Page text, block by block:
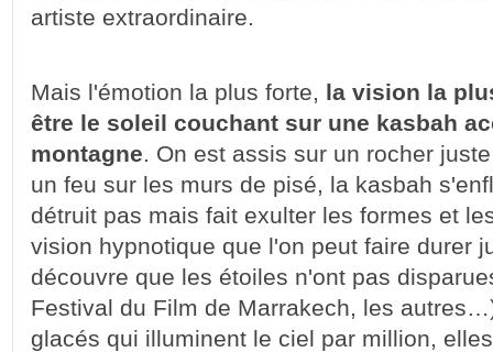
artiste extraordinaire.
Mais l'émotion la plus forte, la vision la
être le soleil couchant sur une kasbah
montagne. On est assis sur un rocher
un feu sur les murs de pisé, la kasbah
détruit pas mais fait exulter les formes et
vision hypnotique que l'on peut faire durer
découvre que les étoiles n'ont pas
Festival du Film de Marrakech, les
glacés qui illuminent le ciel par million,